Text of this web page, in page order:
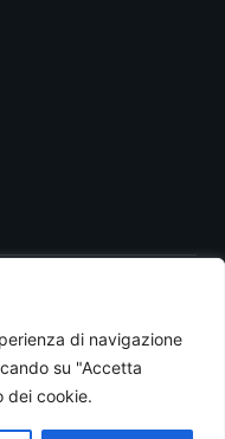
di navigazione
su "Accetta
dei cookie.